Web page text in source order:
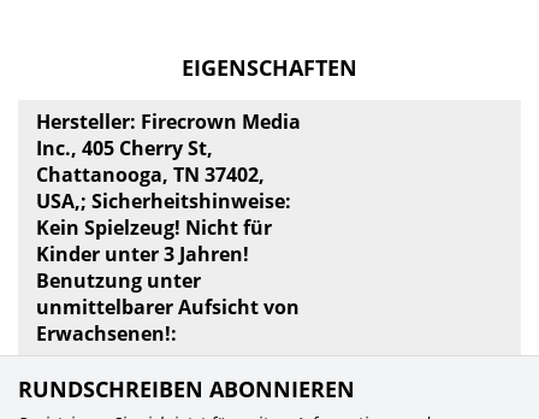
EIGENSCHAFTEN
Hersteller: Firecrown Media
Inc., 405 Cherry St,
Chattanooga, TN 37402,
USA,; Sicherheitshinweise:
Kein Spielzeug! Nicht für
Kinder unter 3 Jahren!
Benutzung unter
unmittelbarer Aufsicht von
Erwachsenen!:
RUNDSCHREIBEN ABONNIEREN